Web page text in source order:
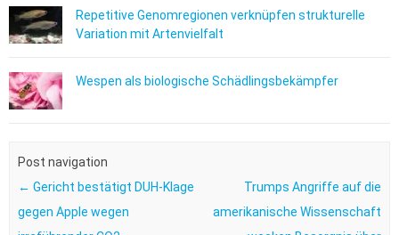
Repetitive Genomregionen verknüpfen strukturelle
Variation mit Artenvielfalt
Wespen als biologische Schädlingsbekämpfer
Post navigation
← Gericht bestätigt DUH-Klage
gegen Apple wegen
Trumps Angriffe auf die
amerikanische Wissenschaft